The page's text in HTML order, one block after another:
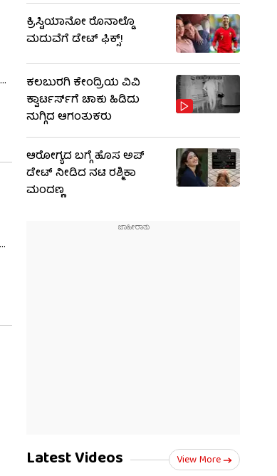
ಕ್ರಿಸ್ಟಿಯಾನೋ ರೊನಾಲ್ಡೊ
ಮದುವೆಗೆ ಡೇಟ್ ಫಿಕ್ಸ್​!
ಕಲಬುರಗಿ ಕೇಂದ್ರಿಯ ವಿವಿ
ಕ್ವಾರ್ಟರ್ಸ್‌ಗೆ ಚಾಕು ಹಿಡಿದು
ನುಗ್ಗಿದ ಆಗಂತುಕರು
ಆರೋಗ್ಯದ ಬಗ್ಗೆ ಹೊಸ ಅಪ್​​​
ಡೇಟ್​ ನೀಡಿದ ನಟಿ ರಶ್ಮಿಕಾ
ಮಂದಣ್ಣ
Latest Videos View More